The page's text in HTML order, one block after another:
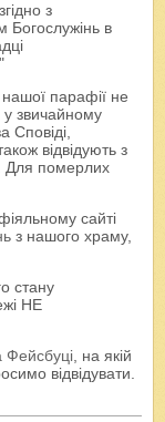
з
в
парафії не
у звичайному
Сповіді,
відвідують з
Для померлих
сайті
з нашого храму,
стану
НЕ
Фейсбуці, на якій
відвідувати.